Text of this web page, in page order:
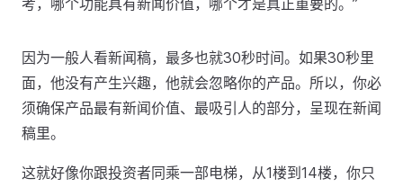
考，哪个功能具有新闻价值，哪个才是真正重要的。”
因为一般人看新闻稿，最多也就30秒时间。如果30秒里
面，他没有产生兴趣，他就会忽略你的产品。所以，你必
须确保产品最有新闻价值、最吸引人的部分，呈现在新闻
稿里。
这就好像你跟投资者同乘一部电梯，从1楼到14楼，你只